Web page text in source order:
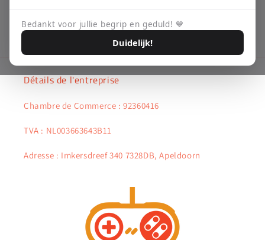
Détails de l'entreprise
Chambre de Commerce : 92360416
TVA : NL003663643B11
Adresse : Imkersdreef 340 7328DB, Apeldoorn
Bedankt voor jullie begrip en geduld! 💙
Duidelijk!